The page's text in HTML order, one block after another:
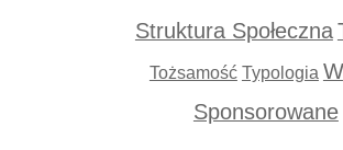
Struktura Społeczna
Tożsamość Typologia
Sponsorowane